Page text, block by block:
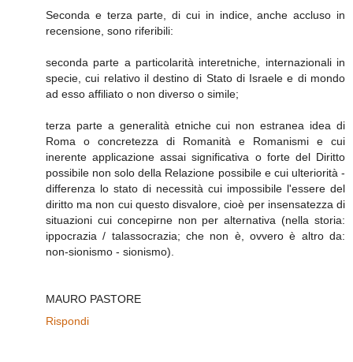
Seconda e terza parte, di cui in indice, anche accluso in
recensione, sono riferibili:
seconda parte a particolarità interetniche, internazionali in
specie, cui relativo il destino di Stato di Israele e di mondo
ad esso affiliato o non diverso o simile;
terza parte a generalità etniche cui non estranea idea di
Roma o concretezza di Romanità e Romanismi e cui
inerente applicazione assai significativa o forte del Diritto
possibile non solo della Relazione possibile e cui ulteriorità -
differenza lo stato di necessità cui impossibile l'essere del
diritto ma non cui questo disvalore, cioè per insensatezza di
situazioni cui concepirne non per alternativa (nella storia:
ippocrazia / talassocrazia; che non è, ovvero è altro da:
non-sionismo - sionismo).
MAURO PASTORE
Rispondi